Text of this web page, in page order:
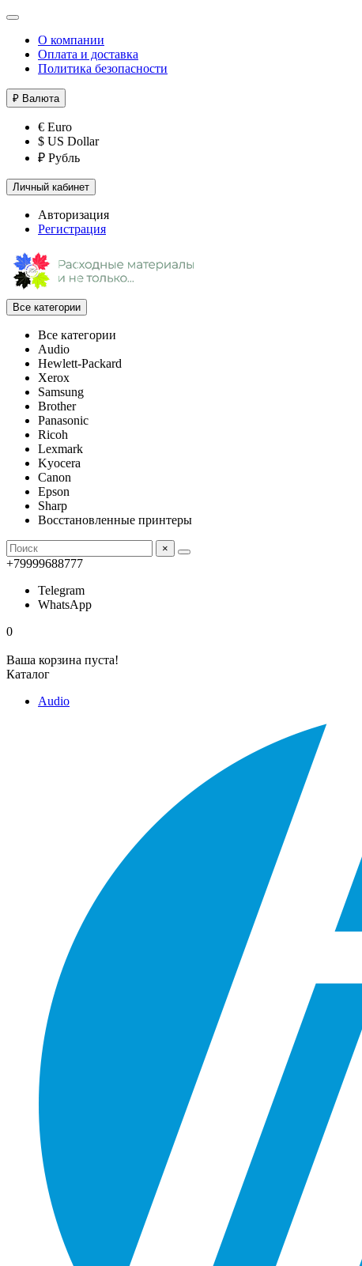
О компании
Оплата и доставка
Политика безопасности
₽ Валюта
€ Euro
$ US Dollar
₽ Рубль
Личный кабинет
Авторизация
Регистрация
Все категории
Все категории
Audio
Hewlett-Packard
Xerox
Samsung
Brother
Panasonic
Ricoh
Lexmark
Kyocera
Canon
Epson
Sharp
Восстановленные принтеры
×
+79999688777
Telegram
WhatsApp
0
Ваша корзина пуста!
Каталог
Audio